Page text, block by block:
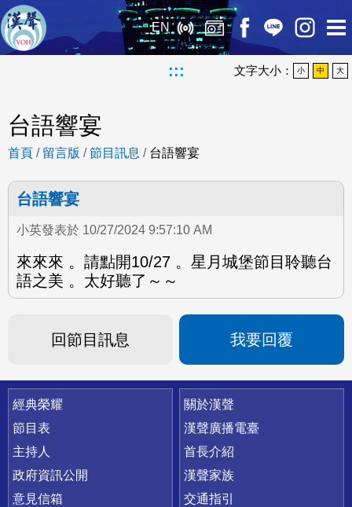
EN
::: 文字大小： 小 中 大
台語響宴
首頁 / 留言版 /節目訊息 / 台語響宴
台語響宴
小英發表於 10/27/2024 9:57:10 AM
來來來 。請點開10/27 。星月城堡節目聆聽台
語之美 。太好聽了～～
回節目訊息 我要回覆
快速連結
經典榮耀
節目表
主持人
政府資訊公開
意見信箱
關於漢聲
漢聲廣播電臺
首長介紹
漢聲家族
交通指引